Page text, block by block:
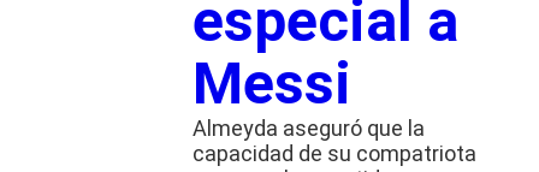
especial a
Messi
Almeyda aseguró que la
capacidad de su compatriota